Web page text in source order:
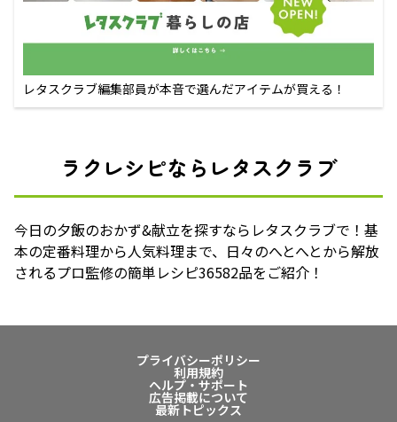
レタスクラブ編集部員が本音で選んだアイテムが買える！
ラクレシピならレタスクラブ
今日の夕飯のおかず&献立を探すならレタスクラブで！基
本の定番料理から人気料理まで、日々のへとへとから解放
されるプロ監修の簡単レシピ36582品をご紹介！
プライバシーポリシー
利用規約
ヘルプ・サポート
広告掲載について
最新トピックス